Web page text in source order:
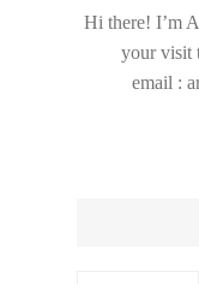
Hi there! I’m
your visit
email :